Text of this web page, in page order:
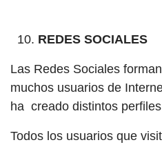
REDES SOCIALES
Las Redes Sociales
muchos usuarios de
ha creado distintos
Todos los usuarios que